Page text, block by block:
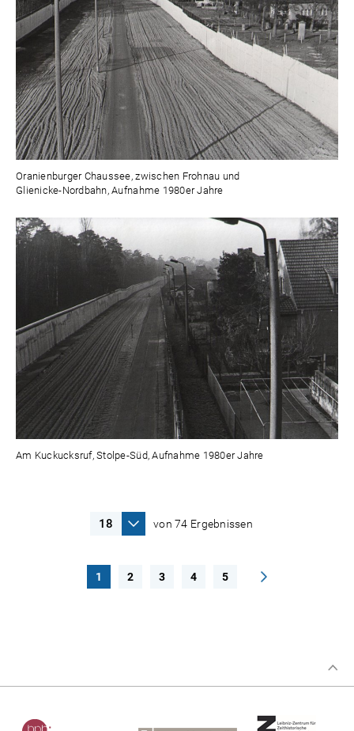
Oranienburger Chaussee, zwischen Frohnau und
Glienicke-Nordbahn, Aufnahme 1980er Jahre
Am Kuckucksruf, Stolpe-Süd, Aufnahme 1980er Jahre
von 74 Ergebnissen
1 2 3 4 5